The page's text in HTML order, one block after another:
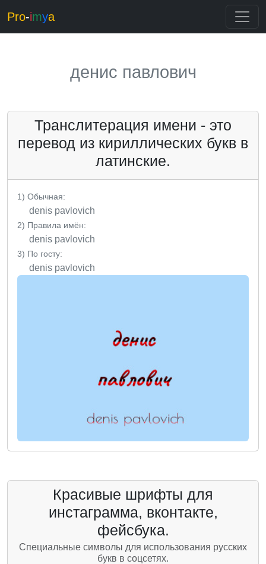
Pro-imya
денис павлович
Транслитерация имени - это
перевод из кириллических букв в
латинские.
1) Обычная:
denis pavlovich
2) Правила имён:
denis pavlovich
3) По госту:
denis pavlovich
Красивые шрифты для
инстаграмма, вконтакте,
фейсбука.
Специальные символы для использования русских
букв в соцсетях.